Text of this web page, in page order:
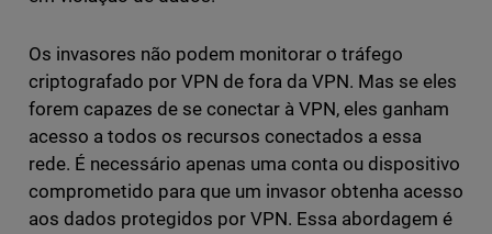
Os invasores não podem monitorar o tráfego
criptografado por VPN de fora da VPN. Mas se eles
forem capazes de se conectar à VPN, eles ganham
acesso a todos os recursos conectados a essa
rede. É necessário apenas uma conta ou dispositivo
comprometido para que um invasor obtenha acesso
aos dados protegidos por VPN. Essa abordagem é